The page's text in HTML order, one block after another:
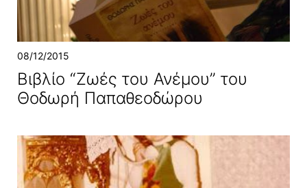
08/12/2015
Βιβλίο “Ζωές του Ανέμου” του
Θοδωρή Παπαθεοδώρου